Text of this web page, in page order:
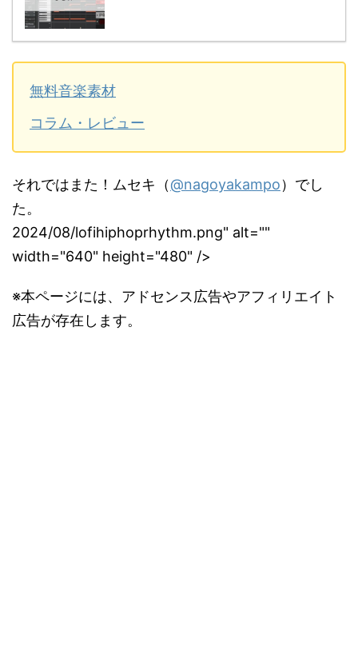
無料音楽素材
コラム・レビュー
それではまた！ムセキ（@nagoyakampo）でし
た。
2024/08/lofihiphoprhythm.png" alt=""
width="640" height="480" />
※本ページには、アドセンス広告やアフィリエイト
広告が存在します。